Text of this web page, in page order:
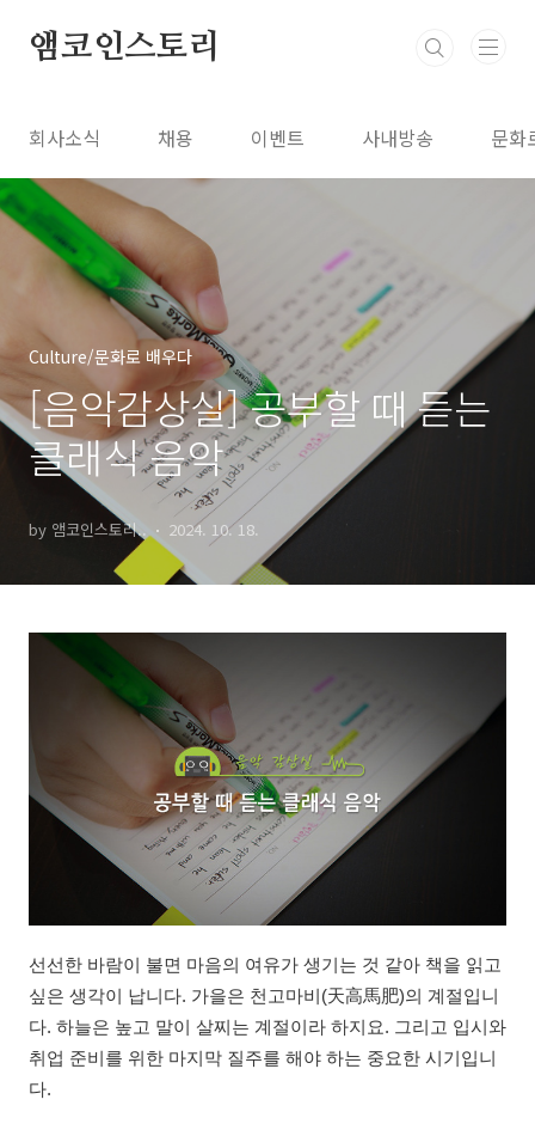
앰코인스토리
회사소식 채용 이벤트 사내방송 문화
Culture/문화로 배우다
[음악감상실] 공부할 때 듣는
클래식 음악
by 앰코인스토리.. 2024. 10. 18.
선선한 바람이 불면 마음의 여유가 생기는 것 같아 책을 읽고
싶은 생각이 납니다. 가을은 천고마비(天高馬肥)의 계절입니
다. 하늘은 높고 말이 살찌는 계절이라 하지요. 그리고 입시와
취업 준비를 위한 마지막 질주를 해야 하는 중요한 시기입니
다.